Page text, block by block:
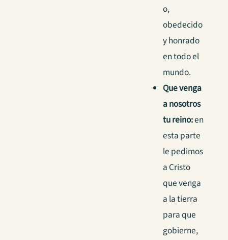
o,
obedecido
y honrado
en todo el
mundo.
Que venga
a nosotros
tu reino:en
esta parte
le pedimos
a Cristo
que venga
a la tierra
para que
gobierne,